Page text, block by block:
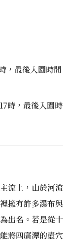
，最後入園時間
時，最後入園時
流上，由於河流
擁有許多瀑布與
出名。若是從十
將四廣潭的壺穴